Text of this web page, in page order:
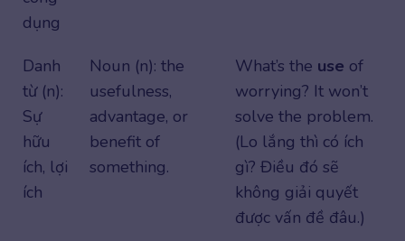
dụng
Danh
từ (n):
Sự
hữu
ích, lợi
ích
Noun (n): the
usefulness,
advantage, or
benefit of
something.
What’s the use of
worrying? It won’t
solve the problem.
(Lo lắng thì có ích
gì? Điều đó sẽ
không giải quyết
được vấn đề đâu.)